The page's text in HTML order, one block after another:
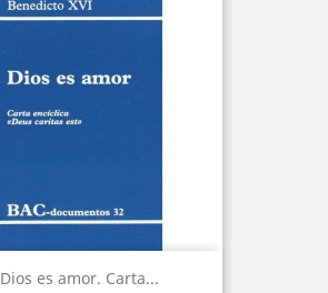
Dios es amor. Carta...